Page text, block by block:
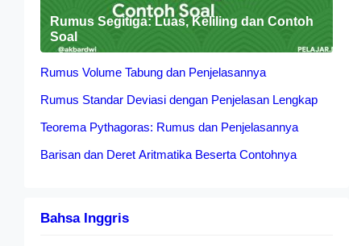
Rumus Segitiga: Luas, Keliling dan Contoh
Soal
Rumus Volume Tabung dan Penjelasannya
Rumus Standar Deviasi dengan Penjelasan Lengkap
Teorema Pythagoras: Rumus dan Penjelasannya
Barisan dan Deret Aritmatika Beserta Contohnya
Bahsa Inggris